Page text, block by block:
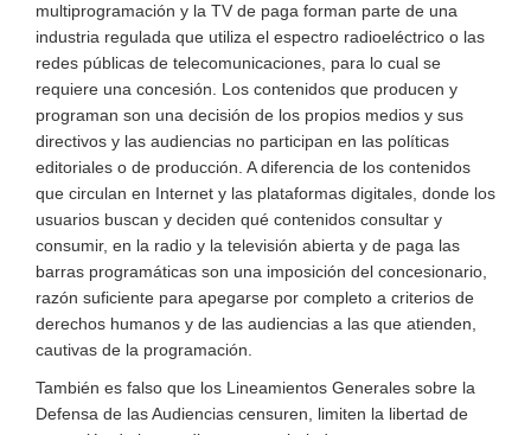
multiprogramación y la TV de paga forman parte de una
industria regulada que utiliza el espectro radioeléctrico o las
redes públicas de telecomunicaciones, para lo cual se
requiere una concesión. Los contenidos que producen y
programan son una decisión de los propios medios y sus
directivos y las audiencias no participan en las políticas
editoriales o de producción. A diferencia de los contenidos
que circulan en Internet y las plataformas digitales, donde los
usuarios buscan y deciden qué contenidos consultar y
consumir, en la radio y la televisión abierta y de paga las
barras programáticas son una imposición del concesionario,
razón suficiente para apegarse por completo a criterios de
derechos humanos y de las audiencias a las que atienden,
cautivas de la programación.
También es falso que los Lineamientos Generales sobre la
Defensa de las Audiencias censuren, limiten la libertad de